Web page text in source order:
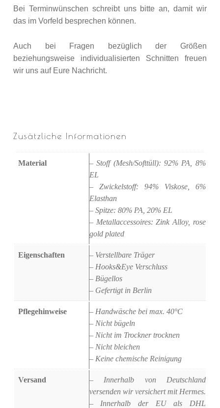
Bei Terminwünschen schreibt uns bitte an, damit wir
das im Vorfeld besprechen können.
Auch bei Fragen bezüglich der Größen
beziehungsweise individualisierten Schnitten freuen
wir uns auf Eure Nachricht.
Zusätzliche Informationen
Material
– Stoff (Mesh/Softtüll): 92% PA, 8%
EL
– Zwickelstoff: 94% Viskose, 6%
Elasthan
– Spitze: 80% PA, 20% EL
– Metallaccessoires: Zink Alloy, rose
gold plated
Eigenschaften
– Verstellbare Träger
– Hooks&Eye Verschluss
– Bügellos
– Gefertigt in Berlin
Pflegehinweise
– Handwäsche bei max. 40°C
– Nicht bügeln
– Nicht im Trockner trocknen
– Nicht bleichen
– Keine chemische Reinigung
Versand
– Innerhalb von Deutschland
versenden wir versichert mit Hermes.
– Innerhalb der EU als DHL